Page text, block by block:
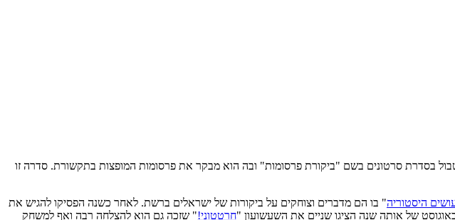
והעלה אליו מערכונים קומיים. באוקטובר 2021 החל בוטבול בסדרת סרטונים בשם "ביקורת פרסומות" ובה הוא מבקר את פרסומות המופצות בתקשורת. סדרה זו
היסטוריה" בו הם מדברים וצוחקים על ביקורות של ישראלים ברשת. לאחר כשנה הפסיקו להגיש את
של אותה שנה הציגו שניים את השעשועון "חרטטוני!" שזכה גם הוא להצלחה רבה ואף למשחק